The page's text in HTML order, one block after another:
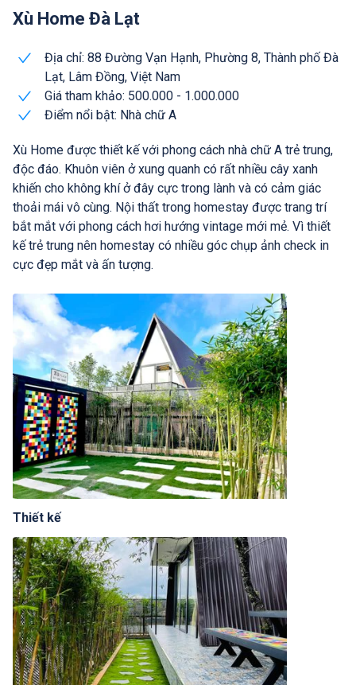
Xù Home Đà Lạt
Địa chỉ: 88 Đường Vạn Hạnh, Phường 8, Thành phố Đà
Lạt, Lâm Đồng, Việt Nam
Giá tham khảo: 500.000 - 1.000.000
Điểm nổi bật: Nhà chữ A
Xù Home được thiết kế với phong cách nhà chữ A trẻ trung,
độc đáo. Khuôn viên ở xung quanh có rất nhiều cây xanh
khiến cho không khí ở đây cực trong lành và có cảm giác
thoải mái vô cùng. Nội thất trong homestay được trang trí
bắt mắt với phong cách hơi hướng vintage mới mẻ. Vì thiết
kế trẻ trung nên homestay có nhiều góc chụp ảnh check in
cực đẹp mắt và ấn tượng.
Thiết kế